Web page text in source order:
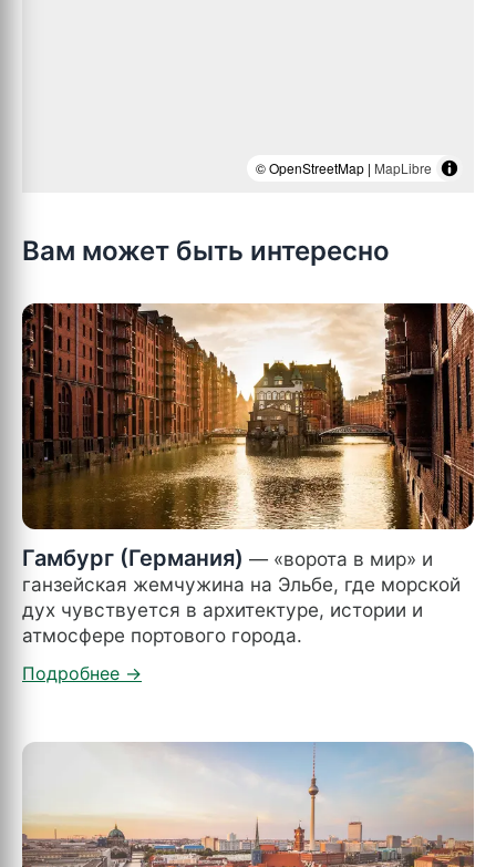
© OpenStreetMap | MapLibre
Вам может быть интересно
Гамбург (Германия) — «ворота в мир» и
ганзейская жемчужина на Эльбе, где морской
дух чувствуется в архитектуре, истории и
атмосфере портового города.